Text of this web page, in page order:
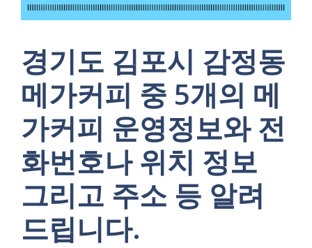
경기도 김포시 감정동
메가커피 중 5개의 메
가커피 운영정보와 전
화번호나 위치 정보
그리고 주소 등 알려
드립니다.